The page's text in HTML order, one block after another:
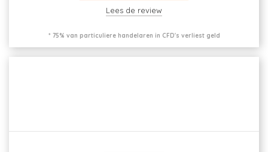
Lees de review
* 75% van particuliere handelaren in CFD's verliest geld